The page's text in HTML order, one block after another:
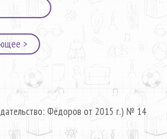
>
Фёдоров от 2015 г.) № 14